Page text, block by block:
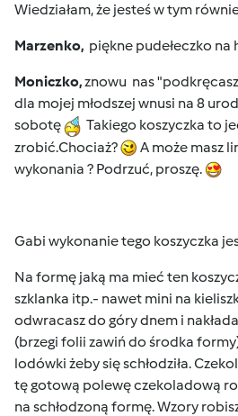
Wiedziałam, że jesteś w tym
Marzenko, piękne pudełeczko na
Moniczko,znowu nas
dla mojej młodszej wnusi na 8
sobotę
Takiego koszyczka to
zrobić.Chociaż?
A może masz
wykonania ? Podrzuć, proszę.
Gabi wykonanie tego koszyczka
Na formę jaką ma mieć ten
szklanka itp.- nawet mini na
odwracasz do góry dnem i
(brzegi folii zawiń do środka
lodówki żeby się schłodziła.
tę gotową polewę czekoladową
na schłodzoną formę. Wzory